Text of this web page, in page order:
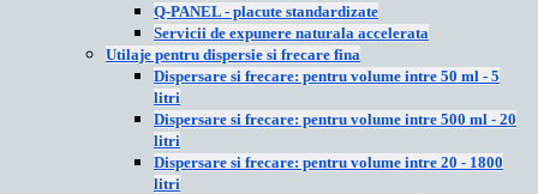
Q-PANEL - placute standardizate
Servicii de expunere naturala accelerata
Utilaje pentru dispersie si frecare fina
Dispersare si frecare: pentru volume intre 50 ml - 5
litri
Dispersare si frecare: pentru volume intre 500 ml - 20
litri
Dispersare si frecare: pentru volume intre 20 - 1800
litri